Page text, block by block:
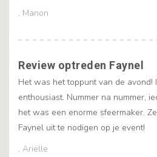
, Manon
, Ariëlle
Review optreden Faynel
Het was het toppunt van de avond!
enthousiast. Nummer na nummer,
het was een enorme sfeermaker.
Faynel uit te nodigen op je event!